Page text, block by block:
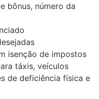
bônus, número da
isenção de impostos
táxis, veículos
de deficiência física e